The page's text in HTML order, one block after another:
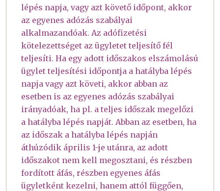
lépés napja, vagy azt követő időpont, akkor
az egyenes adózás szabályai
alkalmazandóak. Az adófizetési
kötelezettséget az ügyletet teljesítő fél
teljesíti. Ha egy adott időszakos elszámolású
ügylet teljesítési időpontja a hatályba lépés
napja vagy azt követi, akkor abban az
esetben is az egyenes adózás szabályai
irányadóak, ha pl. a teljes időszak megelőzi
a hatályba lépés napját. Abban az esetben, ha
az időszak a hatályba lépés napján
áthúzódik április 1-je utánra, az adott
időszakot nem kell megosztani, és részben
fordított áfás, részben egyenes áfás
ügyletként kezelni, hanem attól függően,